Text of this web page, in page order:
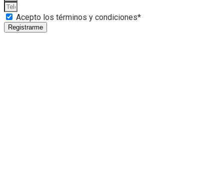
Acepto los términos y condiciones*
Registrarme